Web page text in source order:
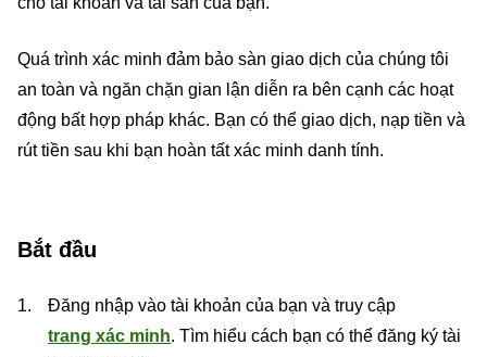
Quá trình xác minh đảm bảo sàn giao dịch của chúng tôi
an toàn và ngăn chặn gian lận diễn ra bên cạnh các hoạt
động bất hợp pháp khác. Bạn có thể giao dịch, nạp tiền và
rút tiền sau khi bạn hoàn tất xác minh danh tính.
Bắt đầu
Đăng nhập vào tài khoản của bạn và truy cập
trang xác minh. Tìm hiểu cách bạn có thể đăng ký tài